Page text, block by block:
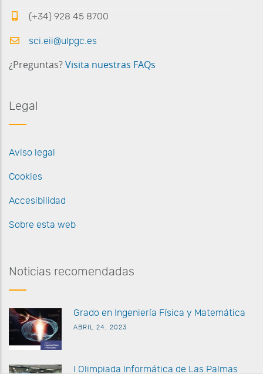
(+34) 928 45 8700
sci.eii@ulpgc.es
¿Preguntas? Visita nuestras FAQs
Legal
Aviso legal
Cookies
Accesibilidad
Sobre esta web
Noticias recomendadas
Grado en Ingeniería Física y Matemática
ABRIL 24, 2023
I Olimpiada Informática de Las Palmas